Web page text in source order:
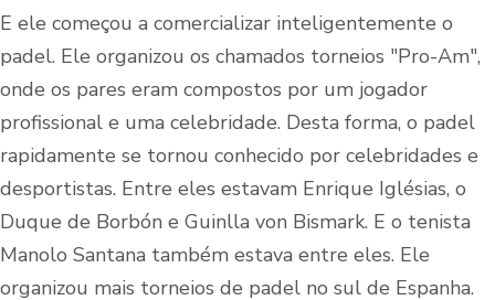
E ele começou a comercializar inteligentemente o
padel. Ele organizou os chamados torneios "Pro-Am",
onde os pares eram compostos por um jogador
profissional e uma celebridade. Desta forma, o padel
rapidamente se tornou conhecido por celebridades e
desportistas. Entre eles estavam Enrique Iglésias, o
Duque de Borbón e Guinlla von Bismark. E o tenista
Manolo Santana também estava entre eles. Ele
organizou mais torneios de padel no sul de Espanha.